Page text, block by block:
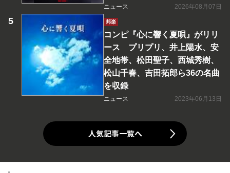
ニュース 2026年08月07日
邦楽
コンピ『心に響く夏唄』がリリ
ース プリプリ、井上陽水、安
全地帯、松田聖子、西城秀樹、
松山千春、吉田拓郎ら36の名曲
を収録
ニュース 2023年06月13日
人気記事一覧へ